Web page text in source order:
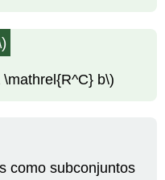
\mathrel{R^C} b\)
como subconjuntos